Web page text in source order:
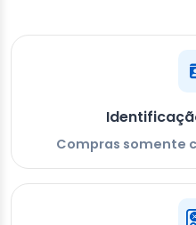
Compras somente